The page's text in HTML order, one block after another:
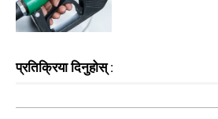
प्रतिक्रिया दिनुहोस् :